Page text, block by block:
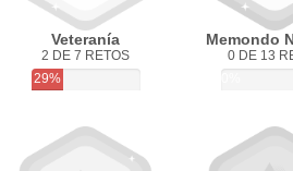
Veteranía
2 DE 7 RETOS
29%
Memondo
0 DE 13